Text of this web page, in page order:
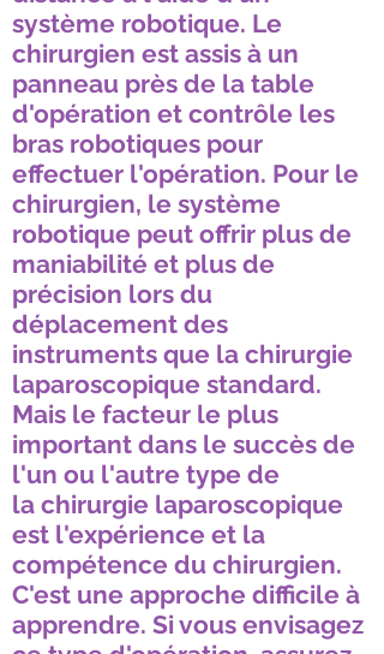
système robotique. Le
chirurgien est assis à un
panneau près de la table
d'opération et contrôle les
bras robotiques pour
effectuer l'opération. Pour le
chirurgien, le système
robotique peut offrir plus de
maniabilité et plus de
précision lors du
déplacement des
instruments que la chirurgie
laparoscopique standard.
Mais le facteur le plus
important dans le succès de
l'un ou l'autre type de
la chirurgie laparoscopique
est l'expérience et la
compétence du chirurgien.
C'est une approche difficile à
apprendre. Si vous envisagez